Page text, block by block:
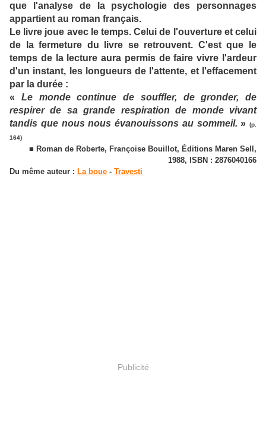
que l'analyse de la psychologie des personnages
appartient au roman français.
Le livre joue avec le temps. Celui de l'ouverture et celui
de la fermeture du livre se retrouvent. C'est que le
temps de la lecture aura permis de faire vivre l'ardeur
d'un instant, les longueurs de l'attente, et l'effacement
par la durée :
«
Le monde continue de souffler, de gronder, de
respirer de sa grande respiration de monde vivant
tandis que nous nous évanouissons au sommeil. » (p.
164)
■ Roman de Roberte, Françoise Bouillot, Éditions Maren Sell,
1988, ISBN : 2876040166
Du même auteur : La boue - Travesti
Publicité